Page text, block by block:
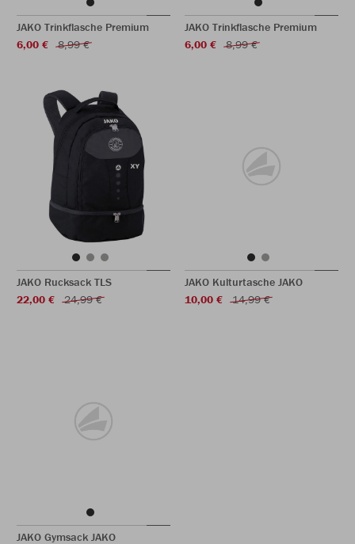
JAKO Trinkflasche Premium
6,00 €
8,99 €
JAKO Trinkflasche Premium
6,00 €
8,99 €
JAKO Rucksack TLS
22,00 €
24,99 €
JAKO Kulturtasche JAKO
10,00 €
14,99 €
JAKO Gymsack JAKO